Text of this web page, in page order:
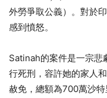
外勞爭取公義）。對於
感到憤怒。
Satinah的案件是一宗悲
行死刑，容許她的家人
赦免，總額為700萬沙